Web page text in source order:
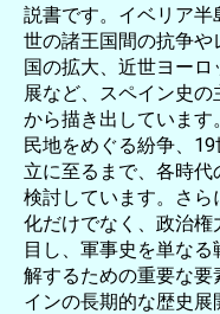
説書です。イベリア半
世の諸王国間の抗争
国の拡大、近世ヨー
展など、スペイン史
から描き出していま
民地をめぐる紛争、
立に至るまで、各時
検討しています。さ
化だけでなく、政治
目し、軍事史を単な
解するための重要な
インの長期的な歴史